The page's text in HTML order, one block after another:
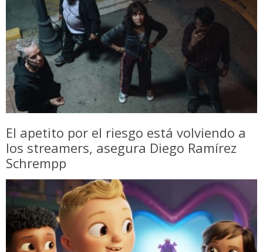
El apetito por el riesgo está volviendo a
los streamers, asegura Diego Ramírez
Schrempp